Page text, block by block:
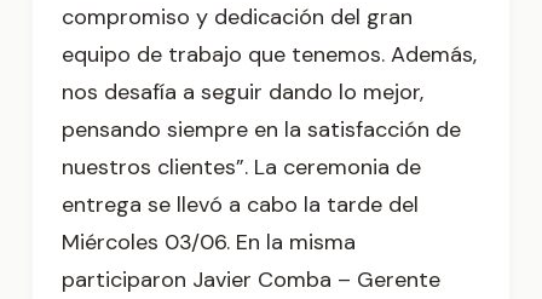
compromiso y dedicación del gran
equipo de trabajo que tenemos. Además,
nos desafía a seguir dando lo mejor,
pensando siempre en la satisfacción de
nuestros clientes”. La ceremonia de
entrega se llevó a cabo la tarde del
Miércoles 03/06. En la misma
participaron Javier Comba – Gerente